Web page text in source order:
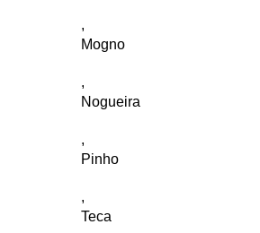
,
Mogno
,
Nogueira
,
Pinho
,
Teca